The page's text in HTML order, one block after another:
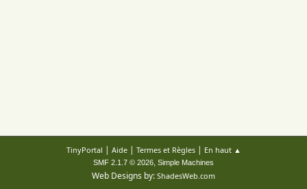
TinyPortal | Aide| Termes et Règles| En haut ▲
SMF 2.1.7 © 2026, Simple Machines
Web Designs by: ShadesWeb.com